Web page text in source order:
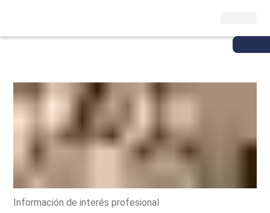
Información de interés profesional